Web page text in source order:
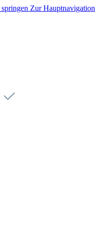
Zur Hauptnavigation